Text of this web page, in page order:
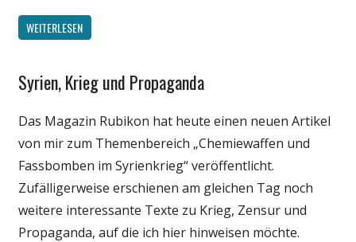
WEITERLESEN
Gesellschaft
Politik
Wissenschaft
Syrien, Krieg und Propaganda
Das Magazin Rubikon hat heute einen neuen Artikel
von mir zum Themenbereich „Chemiewaffen und
Fassbomben im Syrienkrieg“ veröffentlicht.
Zufälligerweise erschienen am gleichen Tag noch
weitere interessante Texte zu Krieg, Zensur und
Propaganda, auf die ich hier hinweisen möchte.